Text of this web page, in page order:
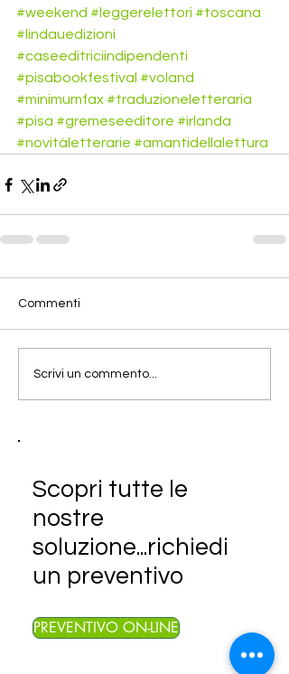
#weekend #leggerelettori #toscana
#lindauedizioni
#caseeditriciindipendenti
#pisabookfestival #voland
#minimumfax #traduzioneletteraria
#pisa #gremeseeditore #irlanda
#novitàletterarie #amantidellalettura
Commenti
Scrivi un commento...
Scopri tutte le
nostre
soluzione...richiedi
un preventivo
PREVENTIVO ON-LINE